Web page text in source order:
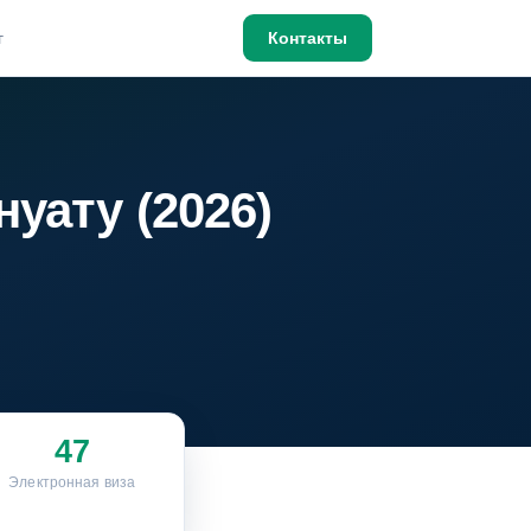
Контакты
(2026)
47
Электронная виза